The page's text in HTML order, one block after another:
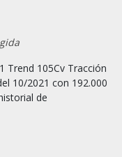
10/2021 con 192.000
de